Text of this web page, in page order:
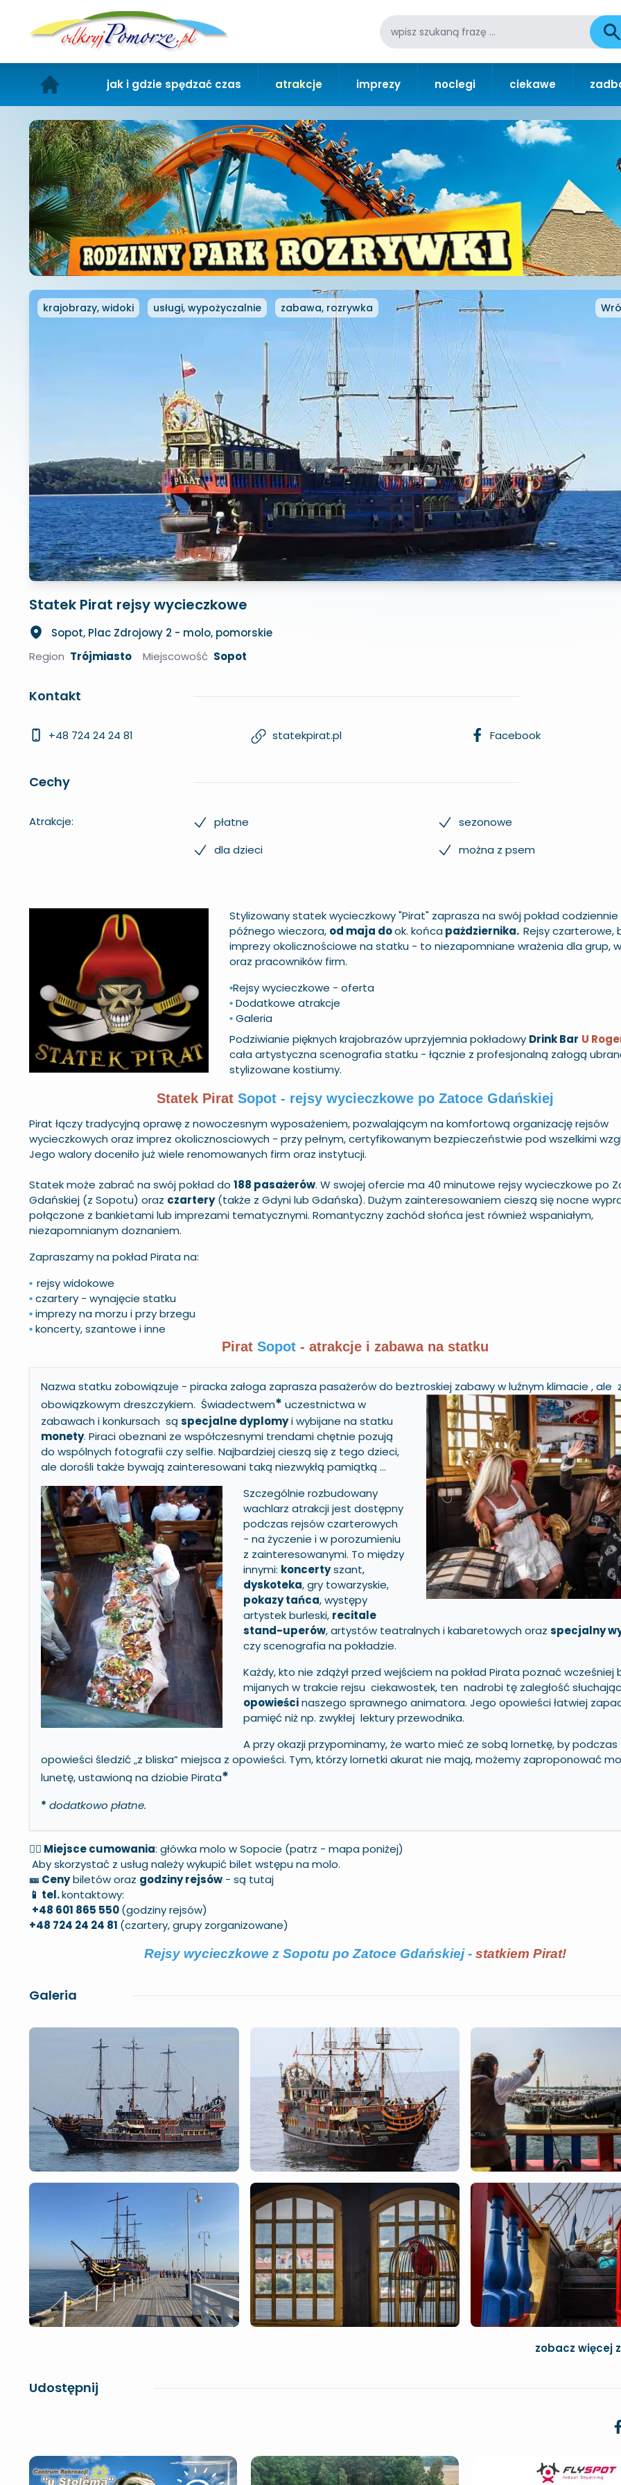
jak i gdzie spędzać czas atrakcje imprezy noclegi ciekawe
krajobrazy, widoki usługi, wypożyczalnie zabawa, rozrywka
Statek Pirat rejsy wycieczkowe
Sopot, Plac Zdrojowy 2 - molo, pomorskie
Region Trójmiasto Miejscowość Sopot
Kontakt
+48 724 24 24 81 statekpirat.pl Facebook
Cechy
Atrakcje: płatne
sezonowe
dla dzieci
można z psem
Stylizowany statek wycieczkowy "Pirat" zaprasza na swój pokład
późnego wieczora, od maja dook. końcapażdziernika. Rejsy czarterowe,
imprezy okolicznościowe na statku - to niezapomniane wrażenia dla grup,
oraz pracowników firm.
•Rejsy wycieczkowe - oferta
• Dodatkowe atrakcje
• Galeria
Podziwianie pięknych krajobrazów uprzyjemnia pokładowy Drink Bar U
cała artystyczna scenografia statku - łącznie z profesjonalną załogą
stylizowane kostiumy.
Statek PiratSopot - rejsy wycieczkowe po Zatoce Gdańskiej
Pirat łączy tradycyjną oprawę z nowoczesnym wyposażeniem, pozwalającym na komfortową organizację rejsów
wycieczkowych oraz imprez okolicznosciowych - przy pełnym, certyfikowanym bezpieczeństwie pod wszelkimi
Jego walory doceniło już wiele renomowanych firm oraz instytucji.
Statek może zabrać na swój pokład do 188 pasażerów. W swojej ofercie ma 40 minutowe rejsy wycieczkowe po
Gdańskiej (z Sopotu) oraz czartery(także z Gdyni lub Gdańska). Dużym zainteresowaniem cieszą się nocne
połączone z bankietami lub imprezami tematycznymi. Romantyczny zachód słońca jest również wspaniałym,
niezapomnianym doznaniem.
Zapraszamy na pokład Pirata na:
• rejsy widokowe
• czartery - wynajęcie statku
• imprezy na morzu i przy brzegu
• koncerty, szantowe i inne
Pirat Sopot- atrakcje i zabawa na statku
Nazwa statku zobowiązuje - piracka załoga zaprasza pasażerów do beztroskiej zabawy w luźnym klimacie , ale
obowiązkowym dreszczykiem. Świadectwem* uczestnictwa w
zabawach i konkursach są specjalne dyplomyi wybijane na statku
monety. Piraci obeznani ze współczesnymi trendami chętnie pozują
do wspólnych fotografii czy selfie. Najbardziej cieszą się z tego dzieci,
ale dorośli także bywają zainteresowani taką niezwykłą pamiątką …
Szczególnie rozbudowany
wachlarz atrakcji jest dostępny
podczas rejsów czarterowych
- na życzenie i w porozumieniu
z zainteresowanymi. To między
innymi: koncertyszant,
dyskoteka, gry towarzyskie,
pokazy tańca, występy
artystek burleski, recitale
stand-uperów, artystów teatralnych i kabaretowych oraz specjalny
czy scenografia na pokładzie.
Każdy, kto nie zdążył przed wejściem na pokład Pirata poznać wcześniej
mijanych w trakcie rejsu ciekawostek, ten nadrobi tę zaległość słuchając
opowieścinaszego sprawnego animatora. Jego opowieści łatwiej
pamięć niż np. zwykłej lektury przewodnika.
A przy okazji przypominamy, że warto mieć ze sobą lornetkę, by podczas
opowieści śledzić „z bliska” miejsca z opowieści. Tym, którzy lornetki akurat nie mają, możemy zaproponować
lunetę, ustawioną na dziobie Pirata*
* dodatkowo płatne.
🏴‍☠️ Miejsce cumowania: główka molo w Sopocie (patrz - mapa poniżej)
Aby skorzystać z usług należy wykupićbilet wstępu na molo.
🎫 Cenybiletów oraz godziny rejsów - są tutaj
📱 tel.kontaktowy:
+48 601 865 550(godziny rejsów)
+48 724 24 24 81 (czartery, grupy zorganizowane)
Rejsy wycieczkowe z Sopotu po Zatoce Gdańskiej - statkiem Pirat!
Galeria
zobacz więcej
Udostępnij